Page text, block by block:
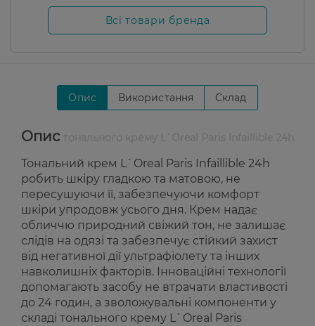
Всі товари бренда
Опис Використання Склад
Опис
Тональний крем L`Oreal Paris Infaillible 24h
робить шкіру гладкою та матовою, не
пересушуючи її, забезпечуючи комфорт
шкіри упродовж усього дня. Крем надає
обличчю природний свіжий тон, не залишає
слідів на одязі та забезпечує стійкий захист
від негативної дії ультрафіолету та інших
навколишніх факторів. Інноваційні технології
допомагають засобу не втрачати властивості
до 24 годин, а зволожувальні компоненти у
складі тонального крему L`Oreal Paris